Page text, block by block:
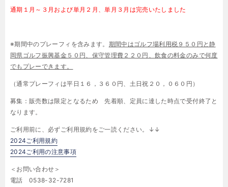
通期１月～３月および単月２月、単月３月は完売いたしました
※期間中のプレーフィを含みます。 期間中はゴルフ場利用税９５０円と静
岡県ゴルフ振興基金５０円、保守管理費２２０円、飲食の料金のみで何度
でもプレーできます。
（通常プレーフィは平日１６，３６０円、土日祝２０，０６０円）
募集：販売数は限定となるため 先着順、定員に達した時点で受付終了と
なります。
ご利用前に、必ずご利用規約をご一読ください。↓↓
2024ご利用規約
2024ご利用の注意事項
＜お問い合わせ＞
電話0538-32-7281